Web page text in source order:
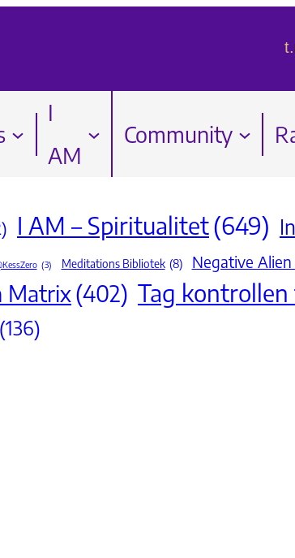
I
AM
Community
I AM – Spiritualitet(649)
(3) Meditations Bibliotek (8) Negative
Matrix(402) Tag
(136)